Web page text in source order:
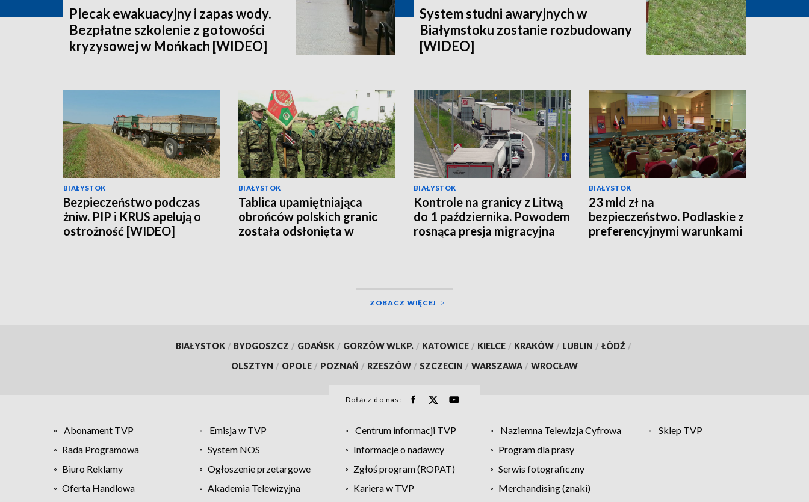
Plecak ewakuacyjny i zapas wody.
Bezpłatne szkolenie z gotowości
kryzysowej w Mońkach [WIDEO]
System studni awaryjnych w
Białymstoku zostanie rozbudowany
[WIDEO]
BIAŁYSTOK
Bezpieczeństwo podczas
żniw. PIP i KRUS apelują o
ostrożność [WIDEO]
BIAŁYSTOK
Tablica upamiętniająca
obrońców polskich granic
została odsłonięta w
BIAŁYSTOK
Kontrole na granicy z Litwą
do 1 października. Powodem
rosnąca presja migracyjna
BIAŁYSTOK
23 mld zł na
bezpieczeństwo. Podlaskie z
preferencyjnymi warunkami
ZOBACZ WIĘCEJ
BIAŁYSTOK / BYDGOSZCZ / GDAŃSK / GORZÓW WLKP. / KATOWICE / KIELCE / KRAKÓW / LUBLIN / ŁÓDŹ /
OLSZTYN / OPOLE / POZNAŃ / RZESZÓW / SZCZECIN / WARSZAWA / WROCŁAW
Dołącz do nas:
Abonament TVP Emisja w TVP Centrum informacji TVP Naziemna Telewizja Cyfrowa
Sklep TVP
Rada Programowa
System NOS Informacje o nadawcy
Program dla prasy
Biuro Reklamy
Ogłoszenie przetargowe Zgłoś program (ROPAT)
Serwis fotograficzny
Oferta Handlowa
Akademia Telewizyjna Kariera w TVP
Merchandising (znaki)